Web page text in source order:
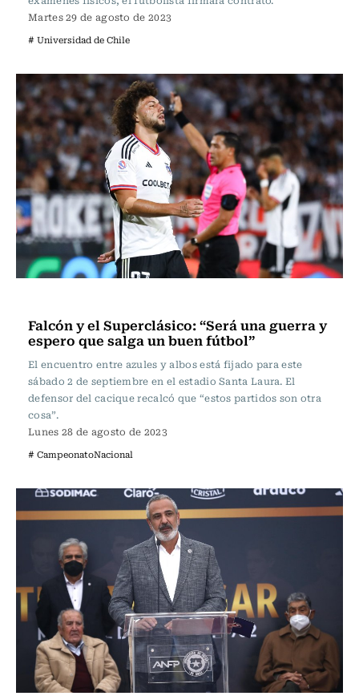
Martes 29 de agosto de 2023
# Universidad de Chile
Falcón y el Superclásico: “Será una guerra y
espero que salga un buen fútbol”
El encuentro entre azules y albos está fijado para este
sábado 2 de septiembre en el estadio Santa Laura. El
defensor del cacique recalcó que “estos partidos son otra
cosa”.
Lunes 28 de agosto de 2023
# CampeonatoNacional